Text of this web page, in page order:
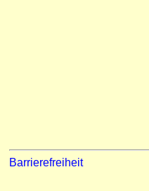
Barrierefreiheit